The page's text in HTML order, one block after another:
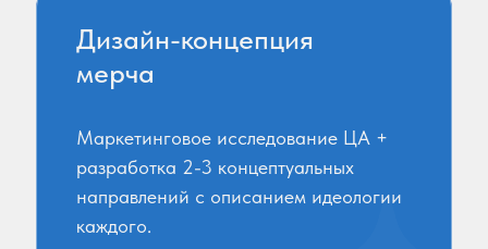
Маркетинговое исследование ЦА +
разработка 2-3 концептуальных
направлений с описанием идеологии
каждого.
Дизайн-концепция
мерча